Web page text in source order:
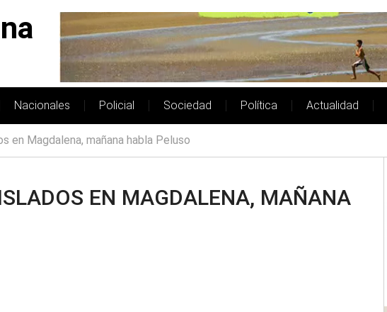
Nacionales Policial Sociedad Política Actualidad
en Magdalena, mañana habla Peluso
EN MAGDALENA, MAÑANA